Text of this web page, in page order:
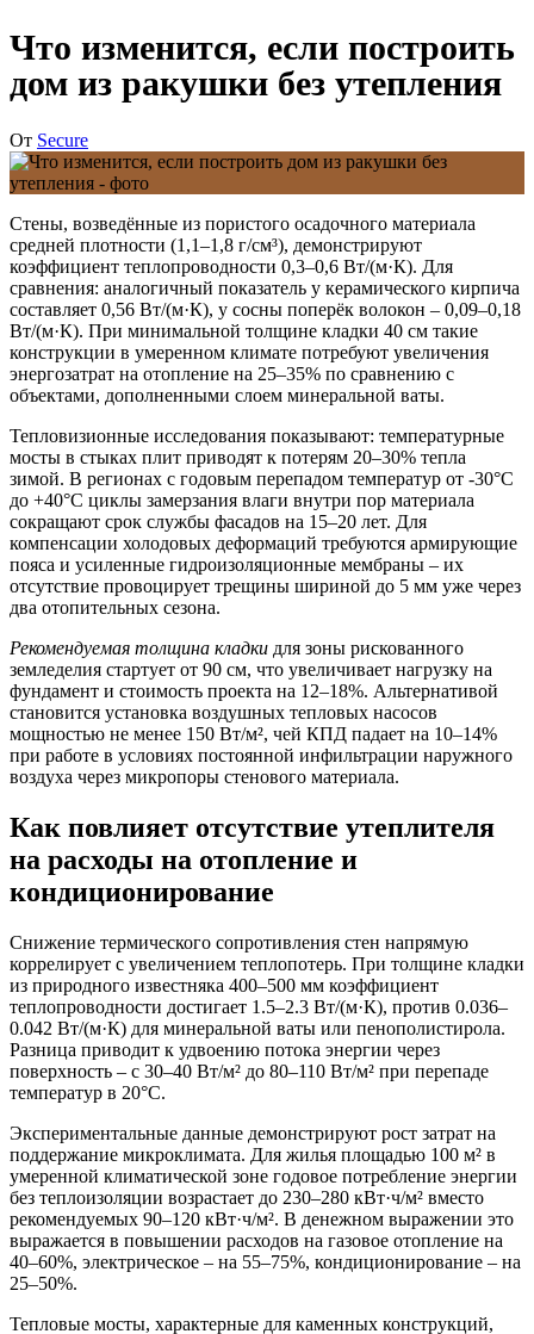
Что изменится, если построить
дом из ракушки без утепления
От Secure
Стены, возведённые из пористого осадочного материала
средней плотности (1,1–1,8 г/см³), демонстрируют
коэффициент теплопроводности 0,3–0,6 Вт/(м·К). Для
сравнения: аналогичный показатель у керамического кирпича
составляет 0,56 Вт/(м·К), у сосны поперёк волокон – 0,09–0,18
Вт/(м·К). При минимальной толщине кладки 40 см такие
конструкции в умеренном климате потребуют увеличения
энергозатрат на отопление на 25–35% по сравнению с
объектами, дополненными слоем минеральной ваты.
Тепловизионные исследования показывают: температурные
мосты в стыках плит приводят к потерям 20–30% тепла
зимой. В регионах с годовым перепадом температур от -30°C
до +40°C циклы замерзания влаги внутри пор материала
сокращают срок службы фасадов на 15–20 лет. Для
компенсации холодовых деформаций требуются армирующие
пояса и усиленные гидроизоляционные мембраны – их
отсутствие провоцирует трещины шириной до 5 мм уже через
два отопительных сезона.
Рекомендуемая толщина кладки для зоны рискованного
земледелия стартует от 90 см, что увеличивает нагрузку на
фундамент и стоимость проекта на 12–18%. Альтернативой
становится установка воздушных тепловых насосов
мощностью не менее 150 Вт/м², чей КПД падает на 10–14%
при работе в условиях постоянной инфильтрации наружного
воздуха через микропоры стенового материала.
Как повлияет отсутствие утеплителя
на расходы на отопление и
кондиционирование
Снижение термического сопротивления стен напрямую
коррелирует с увеличением теплопотерь. При толщине кладки
из природного известняка 400–500 мм коэффициент
теплопроводности достигает 1.5–2.3 Вт/(м·К), против 0.036–
0.042 Вт/(м·К) для минеральной ваты или пенополистирола.
Разница приводит к удвоению потока энергии через
поверхность – с 30–40 Вт/м² до 80–110 Вт/м² при перепаде
температур в 20°C.
Экспериментальные данные демонстрируют рост затрат на
поддержание микроклимата. Для жилья площадью 100 м² в
умеренной климатической зоне годовое потребление энергии
без теплоизоляции возрастает до 230–280 кВт·ч/м² вместо
рекомендуемых 90–120 кВт·ч/м². В денежном выражении это
выражается в повышении расходов на газовое отопление на
40–60%, электрическое – на 55–75%, кондиционирование – на
25–50%.
Тепловые мосты, характерные для каменных конструкций,